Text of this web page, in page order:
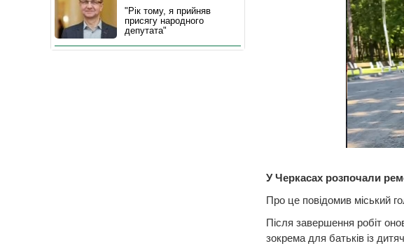
У Черкасах розпочали
Про це повідомив міський
Після завершення робіт
зокрема для батьків із
"Рік тому, я прийняв
присягу народного
депутата"